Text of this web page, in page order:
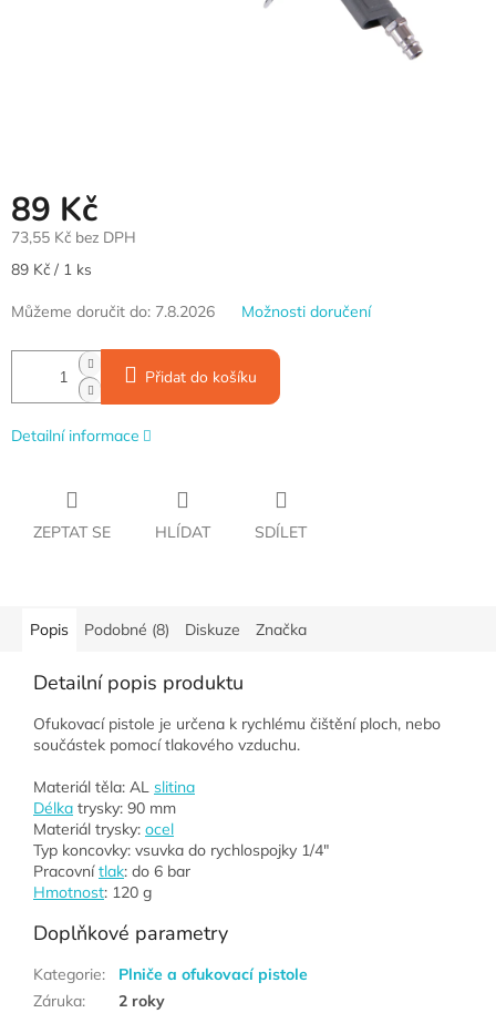
89 Kč
73,55 Kč bez DPH
Měrná
89 Kč / 1 ks
Můžeme doručit do: 7.8.2026 Možnosti doručení
Přidat do košíku
Detailní informace
ZEPTAT SE HLÍDAT SDÍLET
Popis Podobné (8) Diskuze Značka
Detailní popis produktu
Ofukovací pistole je určena k rychlému čištění ploch, nebo
součástek pomocí tlakového vzduchu.
Materiál těla: AL slitina
Délka trysky: 90 mm
Materiál trysky: ocel
Typ koncovky: vsuvka do rychlospojky 1/4"
Pracovnítlak: do 6 bar
Hmotnost: 120 g
Doplňkové parametry
Kategorie:
Plniče a ofukovací pistole
Záruka:
2 roky